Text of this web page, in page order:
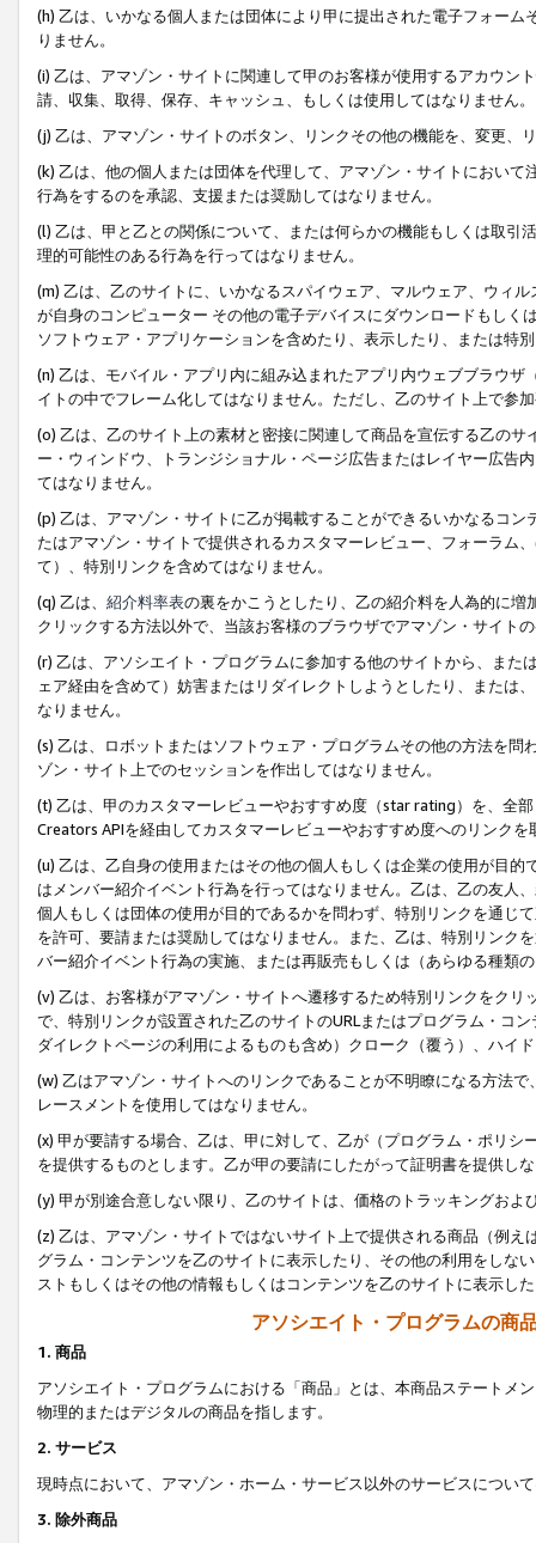
(h) 乙は、いかなる個人または団体により甲に提出された電子フォー
りません。
(i) 乙は、アマゾン・サイトに関連して甲のお客様が使用するアカウン
請、収集、取得、保存、キャッシュ、もしくは使用してはなりません。
(j) 乙は、アマゾン・サイトのボタン、リンクその他の機能を、変更、
(k) 乙は、他の個人または団体を代理して、アマゾン・サイトにおい
行為をするのを承認、支援または奨励してはなりません。
(l) 乙は、甲と乙との関係について、または何らかの機能もしくは取
理的可能性のある行為を行ってはなりません。
(m) 乙は、乙のサイトに、いかなるスパイウェア、マルウェア、ウィ
が自身のコンピューター その他の電子デバイスにダウンロードもし
ソフトウェア・アプリケーションを含めたり、表示したり、または特
(n) 乙は、モバイル・アプリ内に組み込まれたアプリ内ウェブブラウ
イトの中でフレーム化してはなりません。ただし、乙のサイト上で参
(o) 乙は、乙のサイト上の素材と密接に関連して商品を宣伝する乙の
ー・ウィンドウ、トランジショナル・ページ広告またはレイヤー広告
てはなりません。
(p) 乙は、アマゾン・サイトに乙が掲載することができるいかなるコ
たはアマゾン・サイトで提供されるカスタマーレビュー、フォーラム
て）、特別リンクを含めてはなりません。
(q) 乙は、 紹介料率表の裏をかこうとしたり、乙の紹介料を人為的に
クリックする方法以外で、当該お客様のブラウザでアマゾン・サイト
(r) 乙は、アソシエイト・プログラムに参加する他のサイトから、ま
ェア経由を含めて）妨害またはリダイレクトしようとしたり、または
なりません。
(s) 乙は、ロボットまたはソフトウェア・プログラムその他の方法を
ゾン・サイト上でのセッションを作出してはなりません。
(t) 乙は、甲のカスタマーレビューやおすすめ度（star rating）を、全
Creators APIを経由してカスタマーレビューやおすすめ度へのリンクを
(u) 乙は、乙自身の使用またはその他の個人もしくは企業の使用が目
はメンバー紹介イベント行為を行ってはなりません。乙は、乙の友人
個人もしくは団体の使用が目的であるかを問わず、特別リンクを通じ
を許可、要請または奨励してはなりません。また、乙は、特別リンク
バー紹介イベント行為の実施、または再販売もしくは（あらゆる種類
(v) 乙は、お客様がアマゾン・サイトへ遷移するため特別リンクをク
で、特別リンクが設置された乙のサイトのURLまたはプログラム・コ
ダイレクトページの利用によるものも含め）クローク（覆う）、ハイ
(w) 乙はアマゾン・サイトへのリンクであることが不明瞭になる方法
レースメントを使用してはなりません。
(x) 甲が要請する場合、乙は、甲に対して、乙が（プログラム・ポリ
を提供するものとします。乙が甲の要請にしたがって証明書を提供し
(y) 甲が別途合意しない限り、乙のサイトは、価格のトラッキングお
(z) 乙は、アマゾン・サイトではないサイト上で提供される商品（例
グラム・コンテンツを乙のサイトに表示したり、その他の利用をしな
ストもしくはその他の情報もしくはコンテンツを乙のサイトに表示し
アソシエイト・プログラムの商
1. 商品
アソシエイト・プログラムにおける「商品」とは、本商品ステートメ
物理的またはデジタルの商品を指します。
2. サービス
現時点において、アマゾン・ホーム・サービス以外のサービスについ
3. 除外商品